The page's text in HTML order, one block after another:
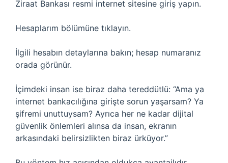
Ziraat Bankası resmi internet sitesine giriş yapın.
Hesaplarım bölümüne tıklayın.
İlgili hesabın detaylarına bakın; hesap numaranız
orada görünür.
İçimdeki insan ise biraz daha tereddütlü: “Ama ya
internet bankacılığına girişte sorun yaşarsam? Ya
şifremi unuttuysam? Ayrıca her ne kadar dijital
güvenlik önlemleri alınsa da insan, ekranın
arkasındaki belirsizlikten biraz ürküyor.”